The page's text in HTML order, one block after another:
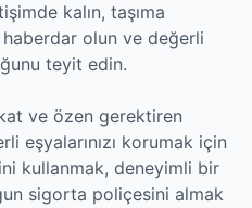
kalın, taşıma
haberdar olun ve değerli
teyit edin.
ve özen gerektiren
eşyalarınızı korumak için
kullanmak, deneyimli bir
sigorta poliçesini almak